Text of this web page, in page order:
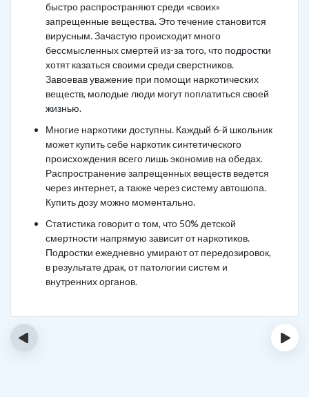
быстро распространяют среди «своих»
запрещенные вещества. Это течение становится
вирусным. Зачастую происходит много
бессмысленных смертей из-за того, что подростки
хотят казаться своими среди сверстников.
Завоевав уважение при помощи наркотических
веществ, молодые люди могут поплатиться своей
жизнью.
Многие наркотики доступны. Каждый 6-й школьник
может купить себе наркотик синтетического
происхождения всего лишь экономив на обедах.
Распространение запрещенных веществ ведется
через интернет, а также через систему автошопа.
Купить дозу можно моментально.
Статистика говорит о том, что 50% детской
смертности напрямую зависит от наркотиков.
Подростки ежедневно умирают от передозировок,
в результате драк, от патологии систем и
внутренних органов.
‹ ›